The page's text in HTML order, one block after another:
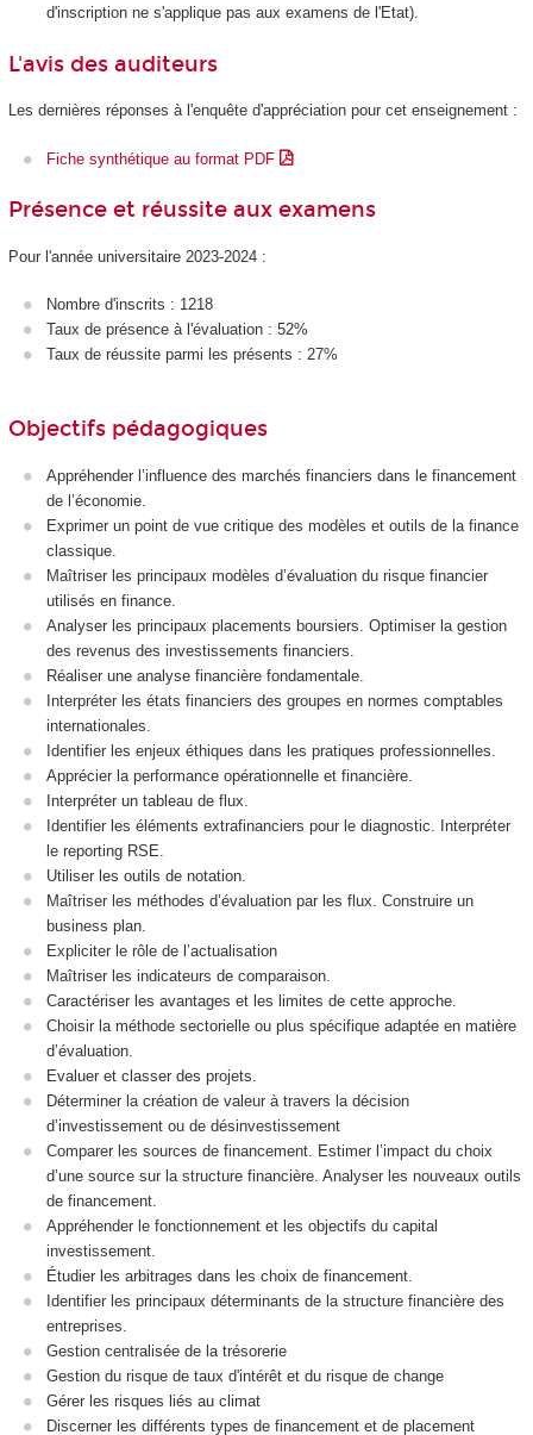
d'inscription ne s'applique pas aux examens de l'Etat).
L'avis des auditeurs
Les dernières réponses à l'enquête d'appréciation pour cet enseignement :
Fiche synthétique au format PDF
Présence et réussite aux examens
Pour l'année universitaire 2023-2024 :
Nombre d'inscrits : 1218
Taux de présence à l'évaluation : 52%
Taux de réussite parmi les présents : 27%
Objectifs pédagogiques
Appréhender l’influence des marchés financiers dans le financement
de l’économie.
Exprimer un point de vue critique des modèles et outils de la finance
classique.
Maîtriser les principaux modèles d’évaluation du risque financier
utilisés en finance.
Analyser les principaux placements boursiers. Optimiser la gestion
des revenus des investissements financiers.
Réaliser une analyse financière fondamentale.
Interpréter les états financiers des groupes en normes comptables
internationales.
Identifier les enjeux éthiques dans les pratiques professionnelles.
Apprécier la performance opérationnelle et financière.
Interpréter un tableau de flux.
Identifier les éléments extrafinanciers pour le diagnostic. Interpréter
le reporting RSE.
Utiliser les outils de notation.
Maîtriser les méthodes d’évaluation par les flux. Construire un
business plan.
Expliciter le rôle de l’actualisation
Maîtriser les indicateurs de comparaison.
Caractériser les avantages et les limites de cette approche.
Choisir la méthode sectorielle ou plus spécifique adaptée en matière
d’évaluation.
Evaluer et classer des projets.
Déterminer la création de valeur à travers la décision
d’investissement ou de désinvestissement
Comparer les sources de financement. Estimer l’impact du choix
d’une source sur la structure financière. Analyser les nouveaux outils
de financement.
Appréhender le fonctionnement et les objectifs du capital
investissement.
Étudier les arbitrages dans les choix de financement.
Identifier les principaux déterminants de la structure financière des
entreprises.
Gestion centralisée de la trésorerie
Gestion du risque de taux d'intérêt et du risque de change
Gérer les risques liés au climat
Discerner les différents types de financement et de placement